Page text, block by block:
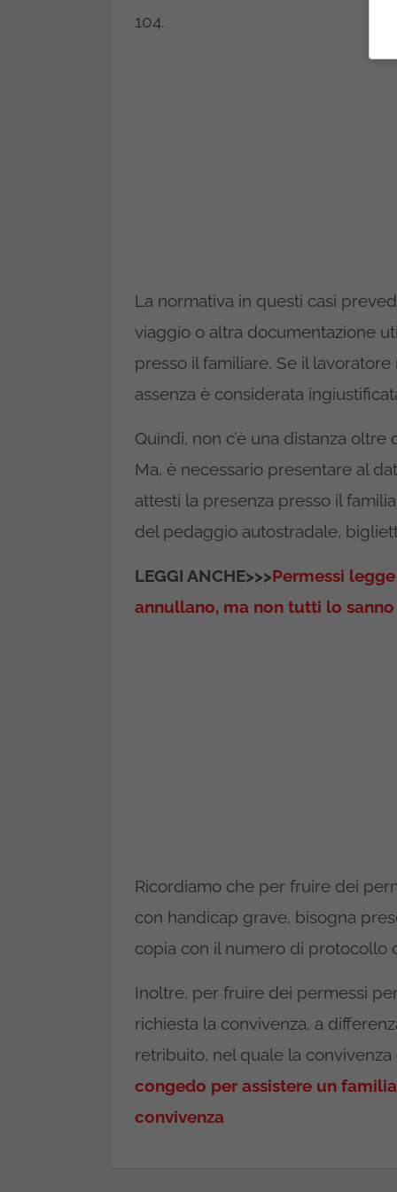
104.
La normativa in questi casi
viaggio o altra documentazione
presso il familiare. Se il
assenza è considerata
Quindi, non c’è una distanza
Ma, è necessario presentare al
attesti la presenza presso il
del pedaggio autostradale,
LEGGI ANCHE>>>Permessi
annullano, ma non tutti lo sanno
Ricordiamo che per fruire dei
con handicap grave, bisogna
copia con il numero di protocollo
Inoltre, per fruire dei permessi
richiesta la convivenza, a
retribuito, nel quale la
congedo per assistere un
convivenza